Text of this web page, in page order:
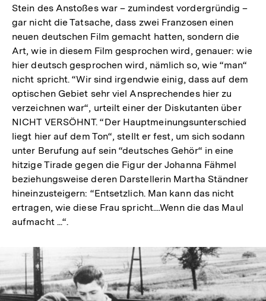
Stein des Anstoßes war – zumindest vordergründig –
gar nicht die Tatsache, dass zwei Franzosen einen
neuen deutschen Film gemacht hatten, sondern die
Art, wie in diesem Film gesprochen wird, genauer: wie
hier deutsch gesprochen wird, nämlich so, wie “man“
nicht spricht. “Wir sind irgendwie einig, dass auf dem
optischen Gebiet sehr viel Ansprechendes hier zu
verzeichnen war“, urteilt einer der Diskutanten über
NICHT VERSÖHNT. “Der Hauptmeinungsunterschied
liegt hier auf dem Ton“, stellt er fest, um sich sodann
unter Berufung auf sein “deutsches Gehör“ in eine
hitzige Tirade gegen die Figur der Johanna Fähmel
beziehungsweise deren Darstellerin Martha Ständner
hineinzusteigern: “Entsetzlich. Man kann das nicht
ertragen, wie diese Frau spricht....Wenn die das Maul
aufmacht ...“.